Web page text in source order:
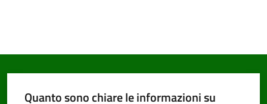
Seguici
Quanto sono chiare le informazioni su